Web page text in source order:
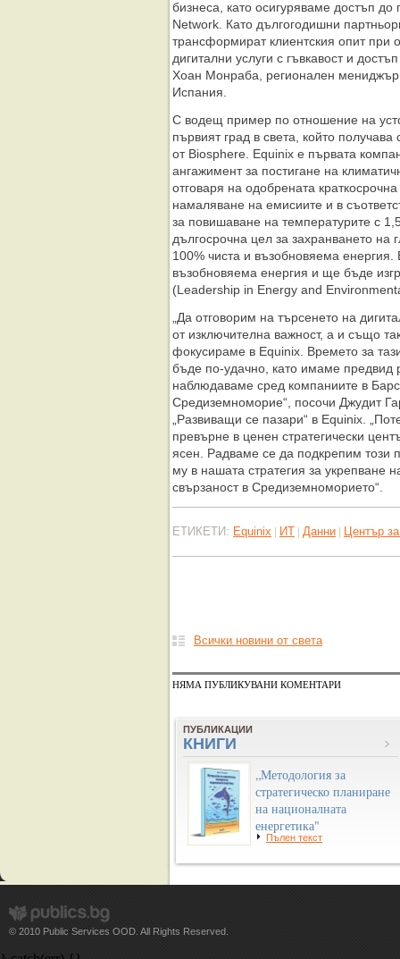
бизнеса, като осигуряваме достъп
Network. Като дългогодишни
трансформират клиентския опит при
дигитални услуги с гъвкавост и
Хоан Монраба, регионален
Испания.
С водещ пример по отношение на
първият град в света, който
от Biosphere. Equinix е първата
ангажимент за постигане на
отговаря на одобрената
намаляване на емисиите и в
за повишаване на температурите с
дългосрочна цел за захранването
100% чиста и възобновяема
възобновяема енергия и ще бъде
(Leadership in Energy and
„Да отговорим на търсенето на
от изключителна важност, а и също
фокусираме в Equinix. Времето за
бъде по-удачно, като имаме предвид
наблюдаваме сред компаниите в
Средиземноморие“, посочи Джудит
„Развиващи се пазари“ в Equinix.
превърне в ценен стратегически
ясен. Радваме се да подкрепим този
му в нашата стратегия за укрепване
свързаност в Средиземноморието“.
ЕТИКЕТИ: Equinix | ИТ | Данни | Център
Всички новини от света
НЯМА ПУБЛИКУВАНИ КОМЕНТАРИ
ПУБЛИКАЦИИ
КНИГИ
„Методология за
стратегическо планиране
на националната
енергетика"
Пълен текст
© 2010 Public Services OOD. All Rights Reserved.